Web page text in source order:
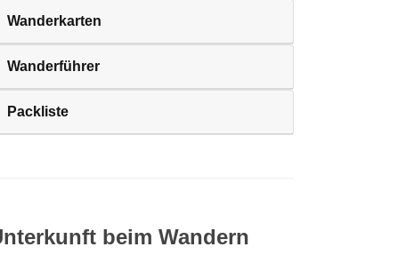
Wanderkarten
Wanderführer
Packliste
beim Wandern